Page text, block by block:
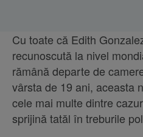
Cu toate că Edith
recunoscută la nivel
rămână departe de
vârsta de 19 ani, aceasta
cele mai multe dintre
sprijină tatăl în treburile